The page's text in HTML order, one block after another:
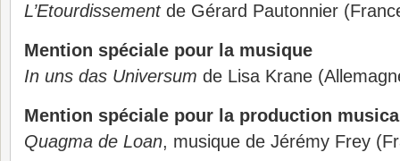
L’Etourdissementde Gérard Pautonnier
Mention spéciale pour la musique
In uns das Universum de Lisa Krane
Mention spéciale pour la production
Quagma de Loan, musique de Jérémy Frey